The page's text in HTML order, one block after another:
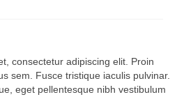
consectetur adipiscing elit. Proin
sem. Fusce tristique iaculis pulvinar.
eget pellentesque nibh vestibulum